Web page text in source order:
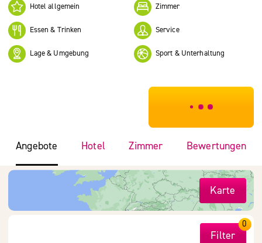
Hotel allgemein Zimmer
Essen & Trinken Service
Lage & Umgebung Sport & Unterhaltung
***************
Angebote Hotel Zimmer Bewertungen
Karte
Filter
0